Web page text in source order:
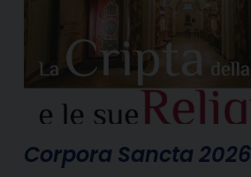
Corpora Sancta 2026